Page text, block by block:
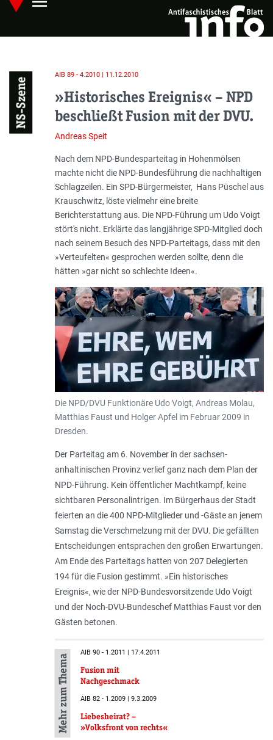
Skip
main
Hauptmenü öffnen
NS-Szene
AIB 89 - 4.2010 | 11.12.2010
»Historisches Ereignis« – NPD
beschließt Fusion mit der DVU.
Andreas Speit
Einleitung
Nach dem NPD-Bundesparteitag in Hohenmölsen
machte nicht die NPD-Bundesführung die nachhaltigen
Schlagzeilen. Ein SPD-Bürgermeister, Hans Püschel aus
Krauschwitz, löste vielmehr eine breite
Berichterstattung aus. Die NPD-Führung um Udo Voigt
stört's nicht. Erklärte das langjährige SPD-Mitglied doch
nach seinem Besuch des NPD-Parteitags, dass mit den
»Verteufelten« gesprochen werden sollte, denn die
hätten »gar nicht so schlechte Ideen«.
Die NPD/DVU Funktionäre Udo Voigt, Andreas Molau,
Matthias Faust und Holger Apfel im Februar 2009 in
Dresden.
Der Parteitag am 6. November in der sachsen-
anhaltinischen Provinz verlief ganz nach dem Plan der
NPD-Führung. Kein öffentlicher Machtkampf, keine
sichtbaren Personalintrigen. Im Bürgerhaus der Stadt
feierten an die 400 NPD-Mitglieder und -Gäste an jenem
Samstag die Verschmelzung mit der DVU. Die gefällten
Entscheidungen entsprachen den großen Erwartungen.
Am Ende des Parteitags hatten von 207 Delegierten
194 für die Fusion gestimmt. »Ein historisches
Ereignis«, wie der NPD-Bundesvorsitzende Udo Voigt
und der Noch-DVU-Bundeschef Matthias Faust vor den
Gästen betonen.
Mehr zum Thema
AIB 90 - 1.2011 | 17.4.2011
Fusion mit
Nachgeschmack
AIB 82 - 1.2009 | 9.3.2009
Liebesheirat? –
»Volksfront von rechts«